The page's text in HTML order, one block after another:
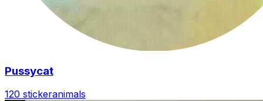
Pussycat
120 stickeranimals